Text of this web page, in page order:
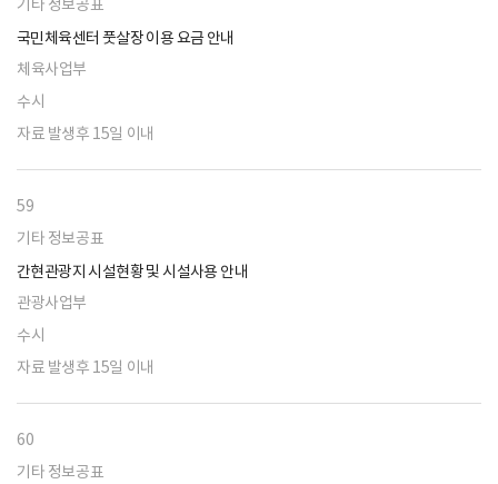
기타 정보공표
국민체육센터 풋살장 이용 요금 안내
체육사업부
수시
자료 발생후 15일 이내
59
기타 정보공표
간현관광지 시설현황 및 시설사용 안내
관광사업부
수시
자료 발생후 15일 이내
60
기타 정보공표